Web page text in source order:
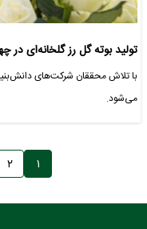
تولید بوته گل رز گلخانه‌ای در
با تلاش محققان شرکت‌های
می‌شود.
۱ ۲